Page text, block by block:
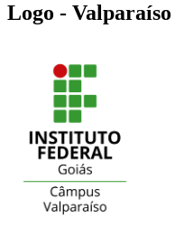
Logo - Valparaíso